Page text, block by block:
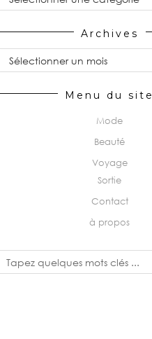
Archives
Archives
Menu du site
Mode
Beauté
Voyage
Sortie
Contact
à propos